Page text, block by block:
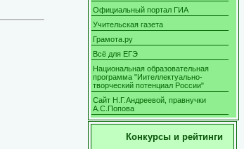
Официальный портал ГИА
Учительская газета
Грамота.ру
Всё для ЕГЭ
Национальная образовательная
программа "Иителлектуально-
творческий потенциал России"
Сайт Н.Г.Андреевой, правнучки
А.С.Попова
Конкурсы и рейтинги